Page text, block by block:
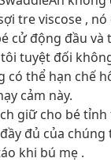
tre viscose ,
cử động đầu
tuyệt đối
có thể hạn chế
cảm này.
giữ cho bé tỉnh
đủ của chúng
khi bú mẹ .